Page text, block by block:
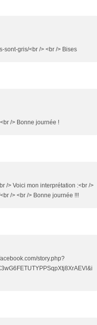
sont-gris/<br /> <br /> Bises
/> Bonne journée !
/> Voici mon interprétation :<br />
/> <br /> Bonne journée !!!
story.php?